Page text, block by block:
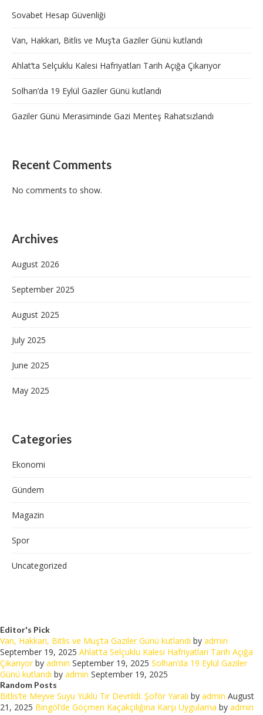
Sovabet Hesap Güvenliği
Van, Hakkari, Bitlis ve Muş’ta Gaziler Günü kutlandı
Ahlat’ta Selçuklu Kalesi Hafriyatları Tarih Açığa Çıkarıyor
Solhan’da 19 Eylül Gaziler Günü kutlandı
Gaziler Günü Merasiminde Gazi Menteş Rahatsızlandı
Recent Comments
No comments to show.
Archives
August 2026
September 2025
August 2025
July 2025
June 2025
May 2025
Categories
Ekonomi
Gündem
Magazin
Spor
Uncategorized
Editor's Pick
Van, Hakkari, Bitlis ve Muş’ta Gaziler Günü kutlandı by admin
September 19, 2025 Ahlat’ta Selçuklu Kalesi Hafriyatları Tarih Açığa
Çıkarıyorby admin September 19, 2025 Solhan’da 19 Eylül Gaziler
Günü kutlandı by admin September 19, 2025
Random Posts
Bitlis’te Meyve Suyu Yüklü Tır Devrildi: Şoför Yaralı by admin August
21, 2025 Bingöl’de Göçmen Kaçakçılığına Karşı Uygulama by admin